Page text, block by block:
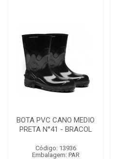
BOTA PVC CANO MEDIO
PRETA N°41 - BRACOL
Código: 13936
Embalagem: PAR